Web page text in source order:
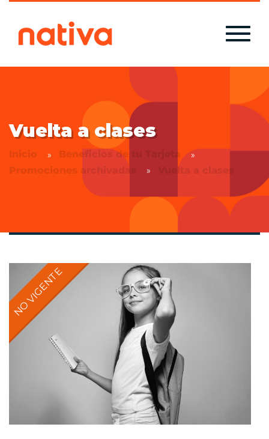
Vuelta a clases
Inicio
Beneficios de tu Tarjeta
Promociones archivadas
Vuelta a clases